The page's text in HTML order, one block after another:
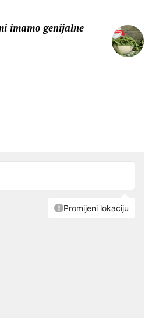
imamo genijalne